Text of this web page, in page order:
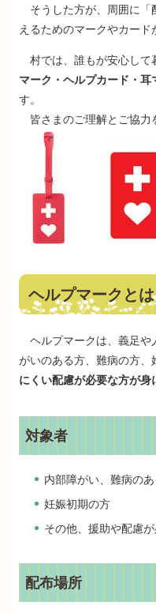
そうした方が、周囲に「
えるためのマークやカード
村では、誰もが安心して
マーク・ヘルプカード・耳
す。
皆さまのご理解とご協力
ヘルプマークとは
ヘルプマークは、義足や
がいのある方、難病の方、
にくい配慮が必要な方が身
対象者
内部障がい、難病の
妊娠初期の方
その他、援助や配慮
配布場所